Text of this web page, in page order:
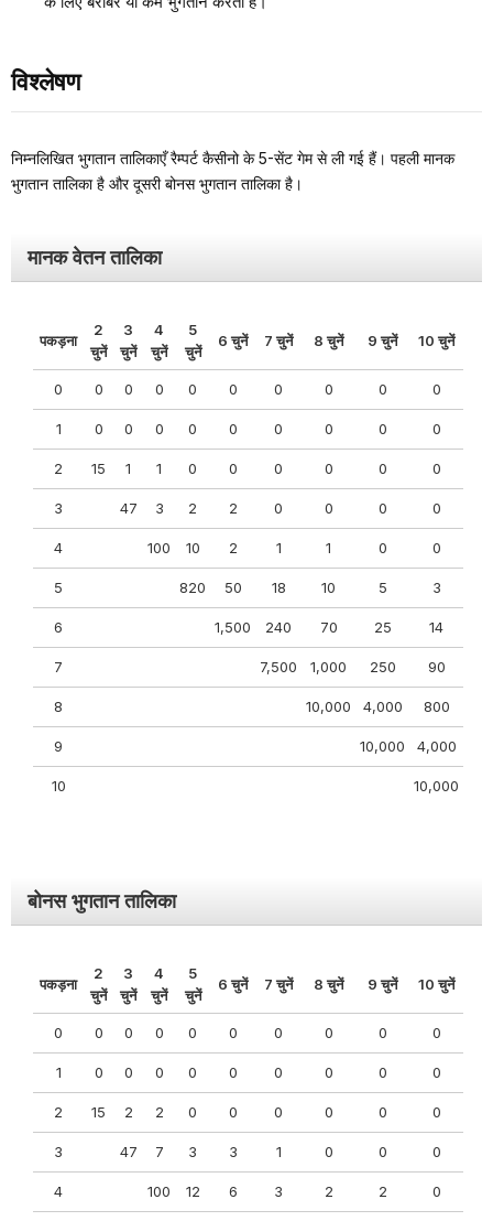
विश्लेषण
निम्नलिखित भुगतान तालिकाएँ रैम्पर्ट कैसीनो के 5-सेंट गेम से ली गई हैं। पहली मानक
भुगतान तालिका है और दूसरी बोनस भुगतान तालिका है।
मानक वेतन तालिका
पकड़ना
2
चुनें
3
चुनें
4
चुनें
5
चुनें
6 चुनें 7 चुनें 8 चुनें 9 चुनें 10 चुनें
0 0 0 0 0 0 0 0 0 0
1 0 0 0 0 0 0 0 0 0
2 15 1 1 0 0 0 0 0 0
3 47 3 2 2 0 0 0 0
4 100 10 2 1 1 0 0
5 820 50 18 10 5 3
6 1,500 240 70 25 14
7 7,500 1,000 250 90
8 10,000 4,000 800
9 10,000 4,000
10 10,000
बोनस भुगतान तालिका
पकड़ना
2
चुनें
3
चुनें
4
चुनें
5
चुनें
6 चुनें 7 चुनें 8 चुनें 9 चुनें 10 चुनें
0 0 0 0 0 0 0 0 0 0
1 0 0 0 0 0 0 0 0 0
2 15 2 2 0 0 0 0 0 0
3 47 7 3 3 1 0 0 0
4 100 12 6 3 2 2 0